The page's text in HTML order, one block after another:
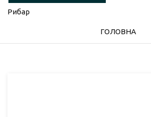
Рибар
ГОЛОВНА